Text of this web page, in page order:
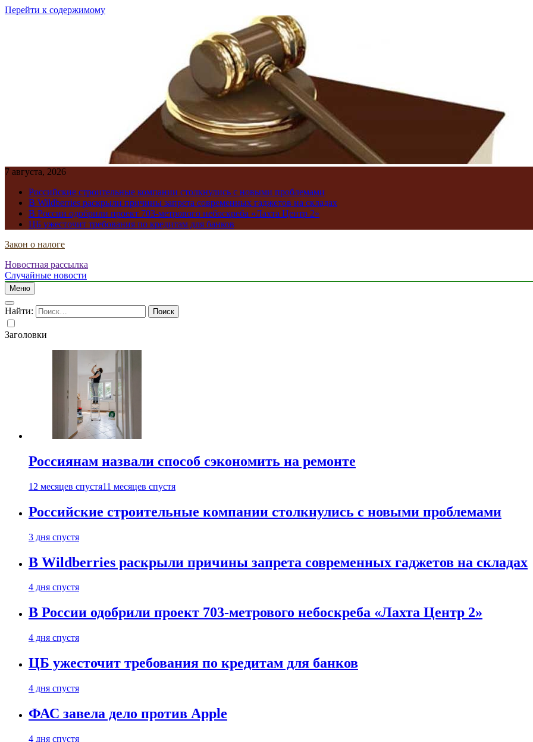
Перейти к содержимому
7 августа, 2026
Российские строительные компании столкнулись с новыми проблемами
В Wildberries раскрыли причины запрета современных гаджетов на складах
В России одобрили проект 703-метрового небоскреба «Лахта Центр 2»
ЦБ ужесточит требования по кредитам для банков
Закон о налоге
Новостная рассылка
Случайные новости
Меню
Найти:
Заголовки
Россиянам назвали способ сэкономить на ремонте
12 месяцев спустя11 месяцев спустя
Российские строительные компании столкнулись с новыми проблемами
3 дня спустя
В Wildberries раскрыли причины запрета современных гаджетов на складах
4 дня спустя
В России одобрили проект 703-метрового небоскреба «Лахта Центр 2»
4 дня спустя
ЦБ ужесточит требования по кредитам для банков
4 дня спустя
ФАС завела дело против Apple
4 дня спустя